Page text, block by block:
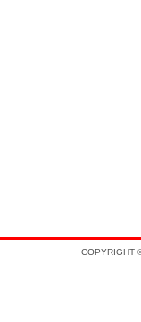
COPYRIGHT